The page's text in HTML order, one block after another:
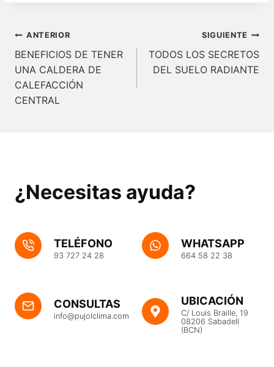
Navegación
de
entradas
ANTERIOR
BENEFICIOS DE TENER
UNA CALDERA DE
CALEFACCIÓN
CENTRAL
SIGUIENTE
TODOS LOS SECRETOS
DEL SUELO RADIANTE
¿Necesitas ayuda?
TELÉFONO
93 727 24 28
WHATSAPP
664 58 22 38
CONSULTAS
info@pujolclima.com
UBICACIÓN
C/ Louis Braille, 19
08206 Sabadell
(BCN)